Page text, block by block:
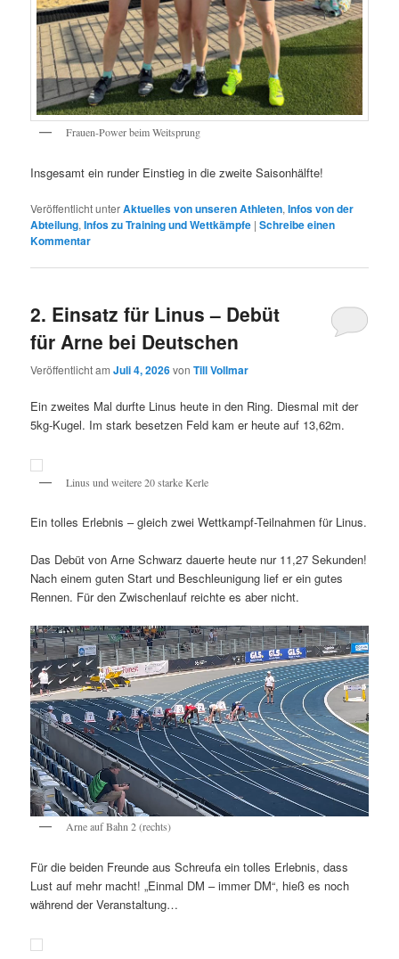
Frauen-Power beim Weitsprung
Insgesamt ein runder Einstieg in die zweite Saisonhälfte!
Veröffentlicht unterAktuelles von unseren Athleten,Infos von der
Abteilung,Infos zu Training und Wettkämpfe |Schreibe einen
Kommentar
2. Einsatz für Linus – Debüt
für Arne bei Deutschen
Veröffentlicht amJuli 4, 2026vonTill Vollmar
Ein zweites Mal durfte Linus heute in den Ring. Diesmal mit der
5kg-Kugel. Im stark besetzen Feld kam er heute auf 13,62m.
Linus und weitere 20 starke Kerle
Ein tolles Erlebnis – gleich zwei Wettkampf-Teilnahmen für Linus.
Das Debüt von Arne Schwarz dauerte heute nur 11,27 Sekunden!
Nach einem guten Start und Beschleunigung lief er ein gutes
Rennen. Für den Zwischenlauf reichte es aber nicht.
Arne auf Bahn 2 (rechts)
Für die beiden Freunde aus Schreufa ein tolles Erlebnis, dass
Lust auf mehr macht! „Einmal DM – immer DM“, hieß es noch
während der Veranstaltung…